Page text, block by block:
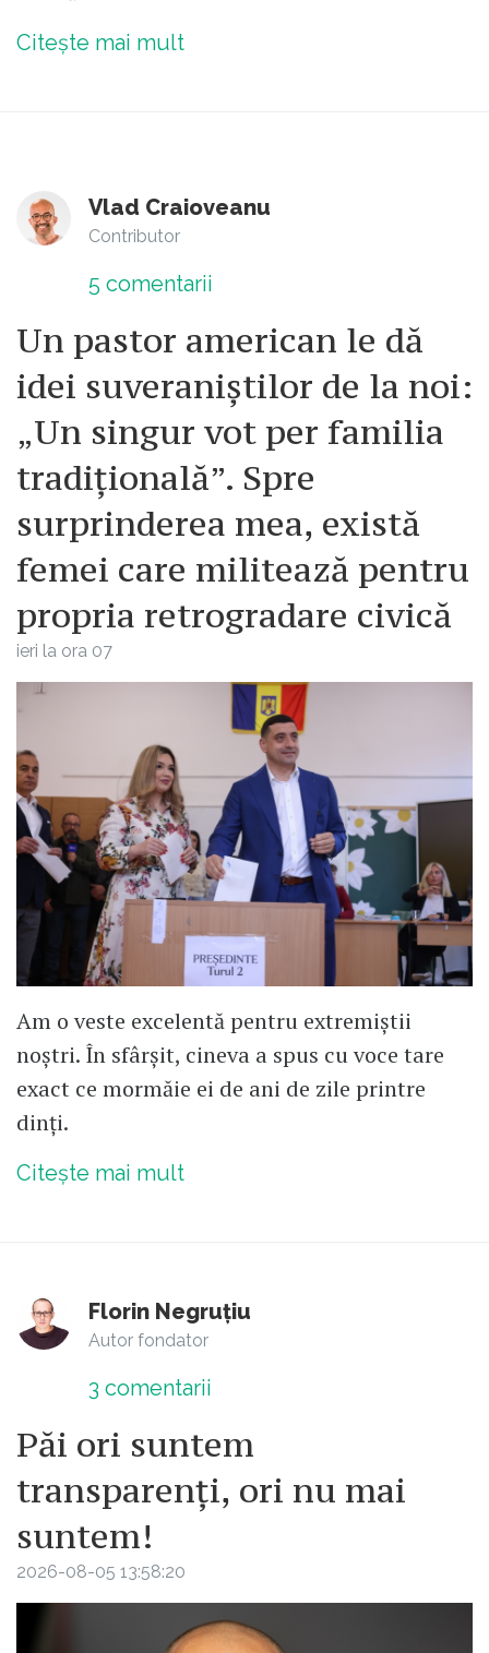
Citește mai mult
Vlad Craioveanu
Contributor
5 comentarii
Un pastor american le dă
idei suveraniștilor de la noi:
„Un singur vot per familia
tradițională”. Spre
surprinderea mea, există
femei care militează pentru
propria retrogradare civică
ieri la ora 07
Am o veste excelentă pentru extremiștii
noștri. În sfârșit, cineva a spus cu voce tare
exact ce mormăie ei de ani de zile printre
dinți.
Citește mai mult
Florin Negruțiu
Autor fondator
3 comentarii
Păi ori suntem
transparenți, ori nu mai
suntem!
2026-08-05 13:58:20